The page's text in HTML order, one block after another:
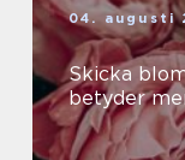
04. augusti
Skicka
betyder